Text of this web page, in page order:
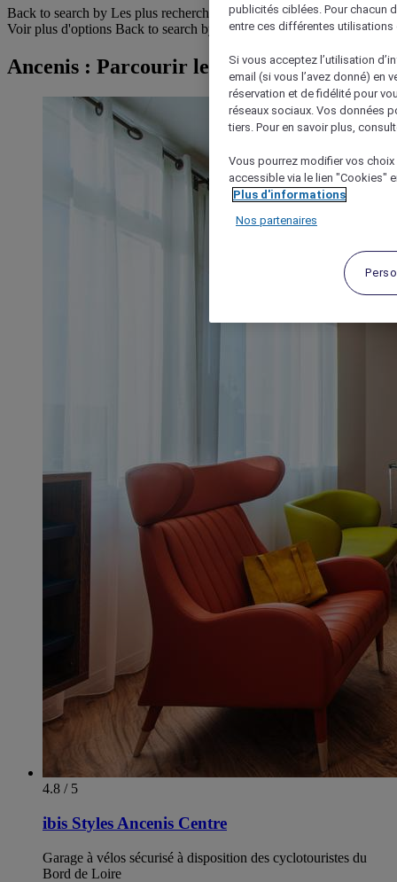
Back to search by Les plus recherchés
Voir plus d'options Back to search by categories
Ancenis : Parcourir les hôtels
4.8 / 5
ibis Styles Ancenis Centre
Garage à vélos sécurisé à disposition des cyclotouristes du
Bord de Loire
publicités ciblées. Pour chacun
entre ces différentes utilisations
Si vous acceptez l’utilisation
email (si vous l’avez donné) en
réservation et de fidélité pour
réseaux sociaux. Vos données
tiers. Pour en savoir plus,
Vous pourrez modifier vos
accessible via le lien "Cookies"
Plus d'informations
Nos partenaires